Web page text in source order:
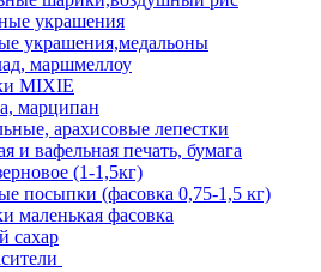
украшения
украшения,медальоны
маршмеллоу
MIXIE
марципан
арахисовые лепестки
и вафельная печать, бумага
(1-1,5кг)
посыпки (фасовка 0,75-1,5 кг)
маленькая фасовка
сахар